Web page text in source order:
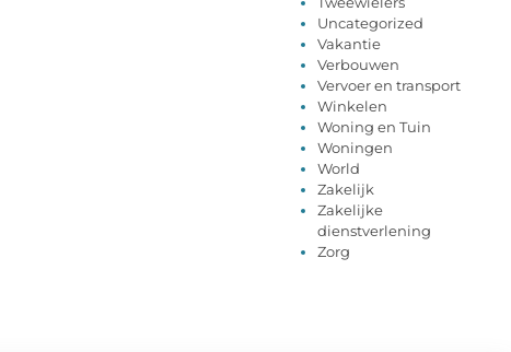
Uncategorized
Vakantie
Verbouwen
Vervoer en transport
Winkelen
Woning en Tuin
Woningen
World
Zakelijk
Zakelijke
dienstverlening
Zorg